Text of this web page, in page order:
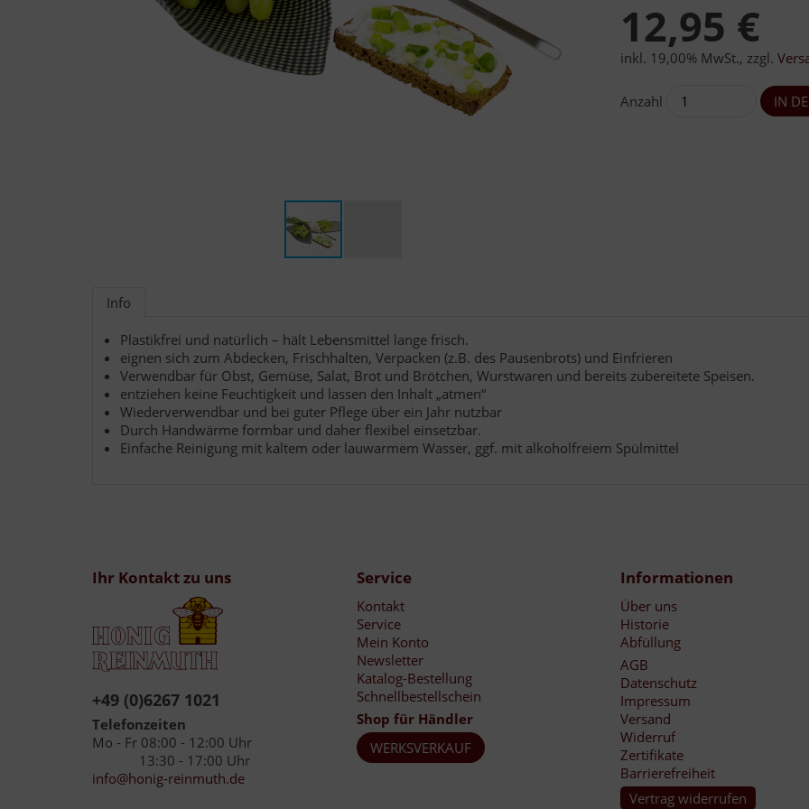
12,95 €
inkl. 19,00% MwSt., zzgl.
Anzahl
Info
Plastikfrei und natürlich – hält Lebensmittel lange frisch.
eignen sich zum Abdecken, Frischhalten, Verpacken (z.B. des Pausenbrots) und Einfrieren
Verwendbar für Obst, Gemüse, Salat, Brot und Brötchen, Wurstwaren und bereits zubereitete Speisen.
entziehen keine Feuchtigkeit und lassen den Inhalt „atmen“
Wiederverwendbar und bei guter Pflege über ein Jahr nutzbar
Durch Handwärme formbar und daher flexibel einsetzbar.
Einfache Reinigung mit kaltem oder lauwarmem Wasser, ggf. mit alkoholfreiem Spülmittel
Ihr Kontakt zu uns
+49 (0)6267 1021
Telefonzeiten
Mo - Fr 08:00 - 12:00 Uhr
13:30 - 17:00 Uhr
info@honig-reinmuth.de
Service
Kontakt
Service
Mein Konto
Newsletter
Katalog-Bestellung
Schnellbestellschein
Shop für Händler
WERKSVERKAUF
Informationen
Über uns
Historie
Abfüllung
AGB
Datenschutz
Impressum
Versand
Widerruf
Zertifikate
Barrierefreiheit
Vertrag widerrufen